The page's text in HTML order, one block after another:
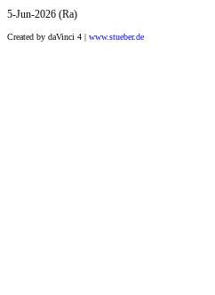
5-Jun-2026 (Ra)
Created by daVinci 4 | www.stueber.de